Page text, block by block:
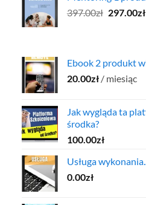
397.00zł Pierwotna
297.00zł
Ebook 2 produkt
20.00zł / miesiąc
Jak wygląda ta
środka?
100.00zł
Usługa wykonania...
0.00zł